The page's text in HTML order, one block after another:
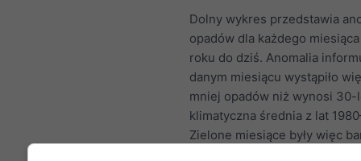
Dolny wykres przedstawia
opadów dla każdego
roku do dziś. Anomalia
danym miesiącu wystąpiło
mniej opadów niż wynosi 30-
klimatyczna średnia z lat
Zielone miesiące były więc